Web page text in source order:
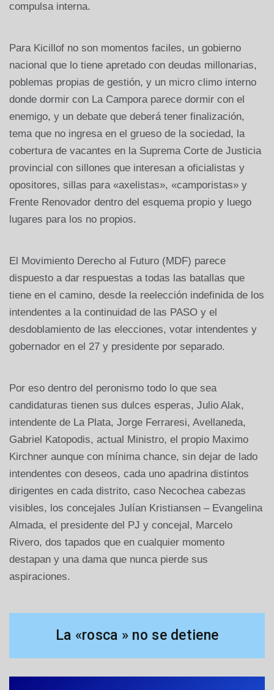
compulsa interna.
Para Kicillof no son momentos faciles, un gobierno
nacional que lo tiene apretado con deudas millonarias,
poblemas propias de gestión, y un micro climo interno
donde dormir con La Campora parece dormir con el
enemigo, y un debate que deberá tener finalización,
tema que no ingresa en el grueso de la sociedad, la
cobertura de vacantes en la Suprema Corte de Justicia
provincial con sillones que interesan a oficialistas y
opositores, sillas para «axelistas», «camporistas» y
Frente Renovador dentro del esquema propio y luego
lugares para los no propios.
El Movimiento Derecho al Futuro (MDF) parece
dispuesto a dar respuestas a todas las batallas que
tiene en el camino, desde la reelección indefinida de los
intendentes a la continuidad de las PASO y el
desdoblamiento de las elecciones, votar intendentes y
gobernador en el 27 y presidente por separado.
Por eso dentro del peronismo todo lo que sea
candidaturas tienen sus dulces esperas, Julio Alak,
intendente de La Plata, Jorge Ferraresi, Avellaneda,
Gabriel Katopodis, actual Ministro, el propio Maximo
Kirchner aunque con mínima chance, sin dejar de lado
intendentes con deseos, cada uno apadrina distintos
dirigentes en cada distrito, caso Necochea cabezas
visibles, los concejales Julían Kristiansen – Evangelina
Almada, el presidente del PJ y concejal, Marcelo
Rivero, dos tapados que en cualquier momento
destapan y una dama que nunca pierde sus
aspiraciones.
La «rosca » no se detiene